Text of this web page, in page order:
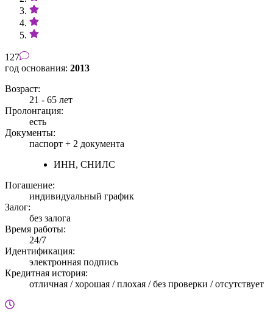
127
год основания: 2013
Возраст:
21 - 65 лет
Пролонгация:
есть
Документы:
паспорт + 2 документа
ИНН, СНИЛС
Погашение:
индивидуальный график
Залог:
без залога
Время работы:
24/7
Идентификация:
электронная подпись
Кредитная история:
отличная / хорошая / плохая / без проверки / отсутствует